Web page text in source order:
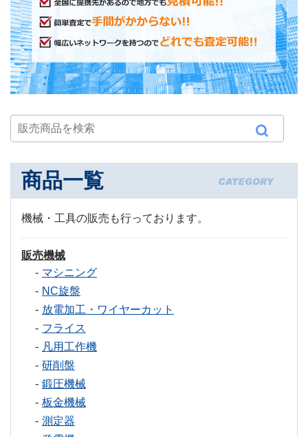
商品一覧
機械・工具の販売も行っております。
販売機械
マシニング
NC旋盤
放電加工・ワイヤーカット
フライス
凡用工作機
研削盤
鍛圧機械
板金機械
測定器